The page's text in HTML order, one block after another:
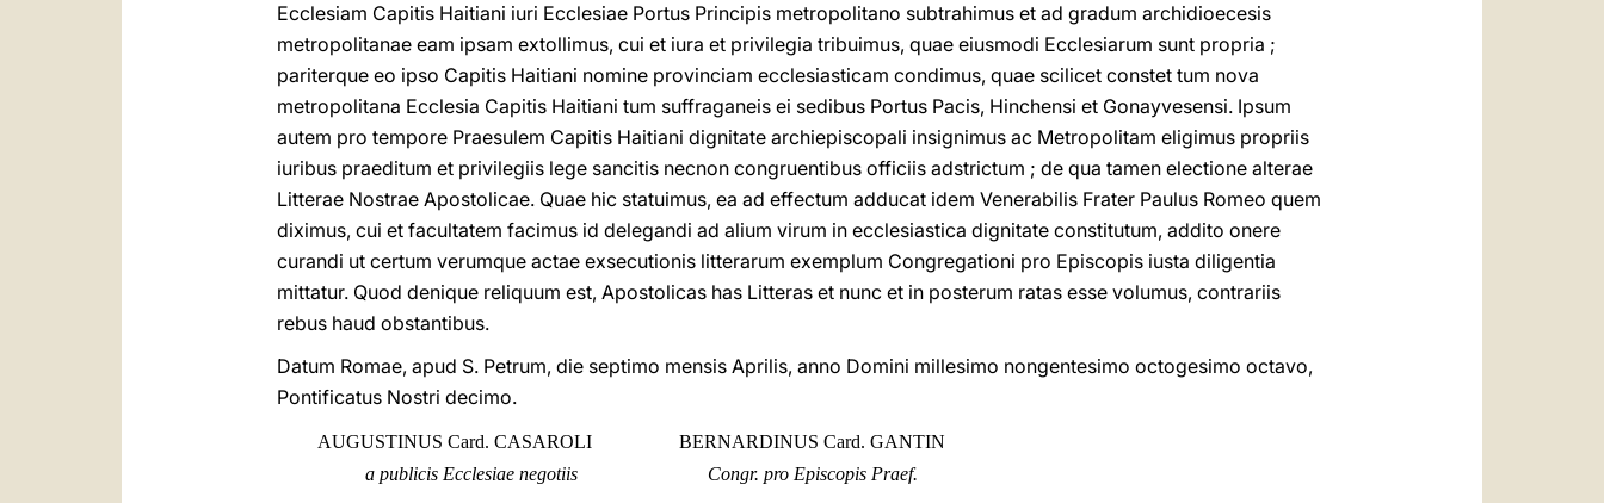
Ecclesiam Capitis Haitiani iuri Ecclesiae Portus Principis metropolitano subtrahimus et ad gradum archidioecesis
metropolitanae eam ipsam extollimus, cui et iura et privilegia tribuimus, quae eiusmodi Ecclesiarum sunt propria ;
pariterque eo ipso Capitis Haitiani nomine provinciam ecclesiasticam condimus, quae scilicet constet tum nova
metropolitana Ecclesia Capitis Haitiani tum suffraganeis ei sedibus Portus Pacis, Hinchensi et Gonayvesensi. Ipsum
autem pro tempore Praesulem Capitis Haitiani dignitate archiepiscopali insignimus ac Metropolitam eligimus propriis
iuribus praeditum et privilegiis lege sancitis necnon congruentibus officiis adstrictum ; de qua tamen electione alterae
Litterae Nostrae Apostolicae. Quae hic statuimus, ea ad effectum adducat idem Venerabilis Frater Paulus Romeo quem
diximus, cui et facultatem facimus id delegandi ad alium virum in ecclesiastica dignitate constitutum, addito onere
curandi ut certum verumque actae exsecutionis litterarum exemplum Congregationi pro Episcopis iusta diligentia
mittatur. Quod denique reliquum est, Apostolicas has Litteras et nunc et in posterum ratas esse volumus, contrariis
rebus haud obstantibus.
Datum Romae, apud S. Petrum, die septimo mensis Aprilis, anno Domini millesimo nongentesimo octogesimo octavo,
Pontificatus Nostri decimo.
AUGUSTINUS Card. CASAROLI
a publicis Ecclesiae negotiis
BERNARDINUS Card. GANTIN
Congr. pro Episcopis Praef.